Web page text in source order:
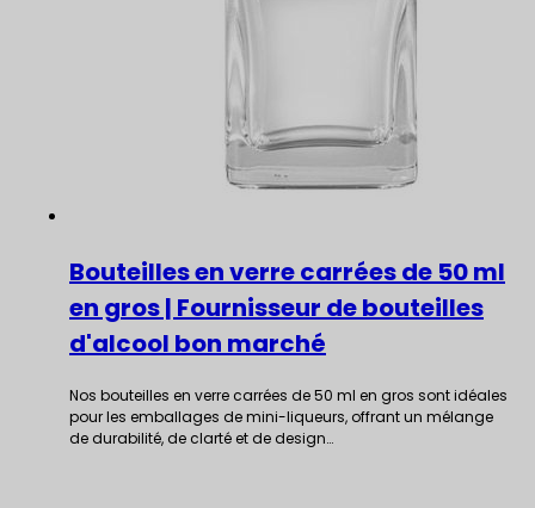
Bouteilles en verre carrées de 50 ml
en gros | Fournisseur de bouteilles
d'alcool bon marché
Nos bouteilles en verre carrées de 50 ml en gros sont idéales
pour les emballages de mini-liqueurs, offrant un mélange
de durabilité, de clarté et de design…